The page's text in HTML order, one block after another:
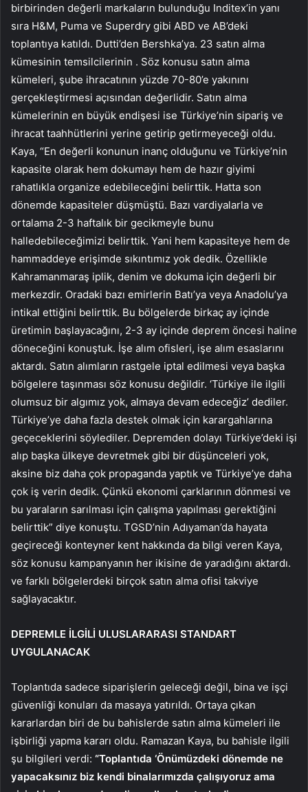
birbirinden değerli markaların bulunduğu Inditex’in yanı
sıra H&M, Puma ve Superdry gibi ABD ve AB’deki
toplantıya katıldı. Dutti’den Bershka’ya. 23 satın alma
kümesinin temsilcilerinin . Söz konusu satın alma
kümeleri, şube ihracatının yüzde 70-80’e yakınını
gerçekleştirmesi açısından değerlidir. Satın alma
kümelerinin en büyük endişesi ise Türkiye’nin sipariş ve
ihracat taahhütlerini yerine getirip getirmeyeceği oldu.
Kaya, “En değerli konunun inanç olduğunu ve Türkiye’nin
kapasite olarak hem dokumayı hem de hazır giyimi
rahatlıkla organize edebileceğini belirttik. Hatta son
dönemde kapasiteler düşmüştü. Bazı vardiyalarla ve
ortalama 2-3 haftalık bir gecikmeyle bunu
halledebileceğimizi belirttik. Yani hem kapasiteye hem de
hammaddeye erişimde sıkıntımız yok dedik. Özellikle
Kahramanmaraş iplik, denim ve dokuma için değerli bir
merkezdir. Oradaki bazı emirlerin Batı’ya veya Anadolu’ya
intikal ettiğini belirttik. Bu bölgelerde birkaç ay içinde
üretimin başlayacağını, 2-3 ay içinde deprem öncesi haline
döneceğini konuştuk. İşe alım ofisleri, işe alım esaslarını
aktardı. Satın alımların rastgele iptal edilmesi veya başka
bölgelere taşınması söz konusu değildir. ‘Türkiye ile ilgili
olumsuz bir algımız yok, almaya devam edeceğiz’ dediler.
Türkiye’ye daha fazla destek olmak için karargahlarına
geçeceklerini söylediler. Depremden dolayı Türkiye’deki işi
alıp başka ülkeye devretmek gibi bir düşünceleri yok,
aksine biz daha çok propaganda yaptık ve Türkiye’ye daha
çok iş verin dedik. Çünkü ekonomi çarklarının dönmesi ve
bu yaraların sarılması için çalışma yapılması gerektiğini
belirttik” diye konuştu. TGSD’nin Adıyaman’da hayata
geçireceği konteyner kent hakkında da bilgi veren Kaya,
söz konusu kampanyanın her ikisine de yaradığını aktardı.
ve farklı bölgelerdeki birçok satın alma ofisi takviye
sağlayacaktır.
DEPREMLE İLGİLİ ULUSLARARASI STANDART
UYGULANACAK
Toplantıda sadece siparişlerin geleceği değil, bina ve işçi
güvenliği konuları da masaya yatırıldı. Ortaya çıkan
kararlardan biri de bu bahislerde satın alma kümeleri ile
işbirliği yapma kararı oldu. Ramazan Kaya, bu bahisle ilgili
şu bilgileri verdi: “Toplantıda ‘Önümüzdeki dönemde ne
yapacaksınız biz kendi binalarımızda çalışıyoruz ama